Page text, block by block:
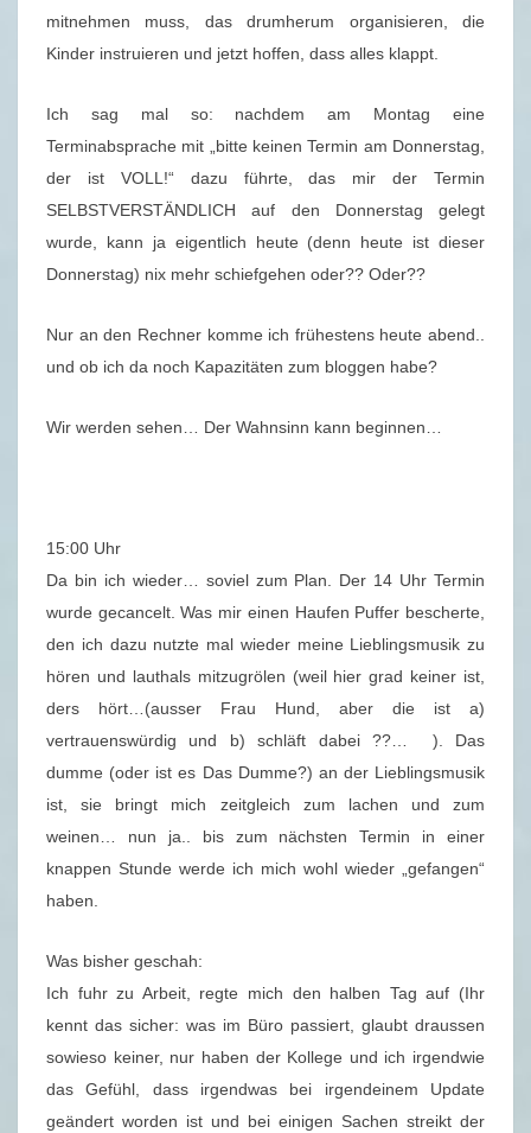
2
0
9
mitnehmen muss, das drumherum organisieren, die
Kinder instruieren und jetzt hoffen, dass alles klappt.
Ich sag mal so: nachdem am Montag eine
Terminabsprache mit „bitte keinen Termin am Donnerstag,
der ist VOLL!“ dazu führte, das mir der Termin
SELBSTVERSTÄNDLICH auf den Donnerstag gelegt
wurde, kann ja eigentlich heute (denn heute ist dieser
Donnerstag) nix mehr schiefgehen oder?? Oder??
Nur an den Rechner komme ich frühestens heute abend..
und ob ich da noch Kapazitäten zum bloggen habe?
Wir werden sehen… Der Wahnsinn kann beginnen…
15:00 Uhr
Da bin ich wieder… soviel zum Plan. Der 14 Uhr Termin
wurde gecancelt. Was mir einen Haufen Puffer bescherte,
den ich dazu nutzte mal wieder meine Lieblingsmusik zu
hören und lauthals mitzugrölen (weil hier grad keiner ist,
ders hört…(ausser Frau Hund, aber die ist a)
vertrauenswürdig und b) schläft dabei ??… ). Das
dumme (oder ist es Das Dumme?) an der Lieblingsmusik
ist, sie bringt mich zeitgleich zum lachen und zum
weinen… nun ja.. bis zum nächsten Termin in einer
knappen Stunde werde ich mich wohl wieder „gefangen“
haben.
Was bisher geschah:
Ich fuhr zu Arbeit, regte mich den halben Tag auf (Ihr
kennt das sicher: was im Büro passiert, glaubt draussen
sowieso keiner, nur haben der Kollege und ich irgendwie
das Gefühl, dass irgendwas bei irgendeinem Update
geändert worden ist und bei einigen Sachen streikt der